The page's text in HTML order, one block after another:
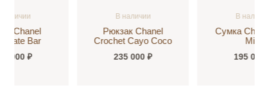
Рюкзак Chanel
Crochet Cayo Coco
Сумка Chanel Flap